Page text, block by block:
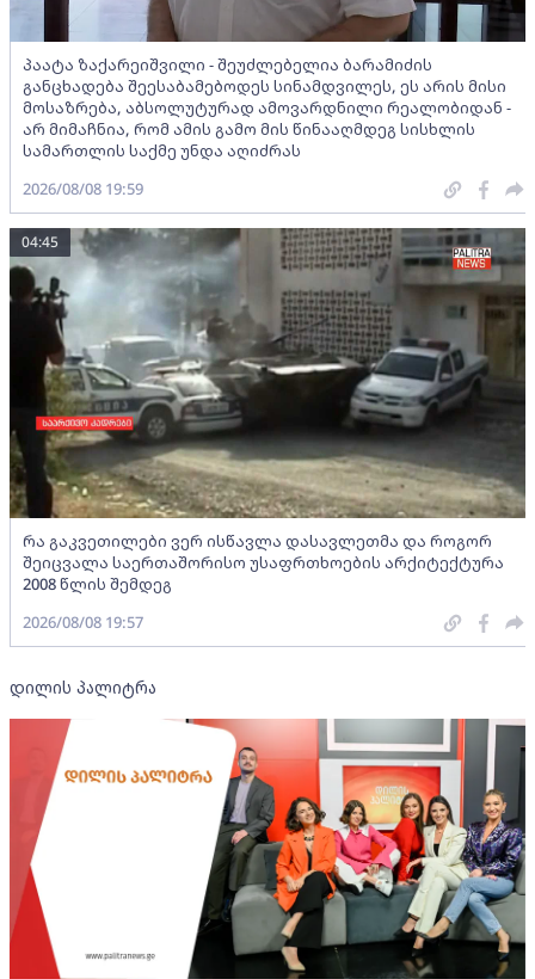
პაატა ზაქარეიშვილი - შეუძლებელია ბარამიძის
განცხადება შეესაბამებოდეს სინამდვილეს, ეს არის მისი
მოსაზრება, აბსოლუტურად ამოვარდნილი რეალობიდან -
არ მიმაჩნია, რომ ამის გამო მის წინააღმდეგ სისხლის
სამართლის საქმე უნდა აღიძრას
2026/08/08 19:59
რა გაკვეთილები ვერ ისწავლა დასავლეთმა და როგორ
შეიცვალა საერთაშორისო უსაფრთხოების არქიტექტურა
2008 წლის შემდეგ
04:45
2026/08/08 19:57
დილის პალიტრა